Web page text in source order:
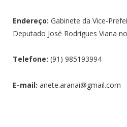
Endereço: Gabinete da Vice-
Deputado José Rodrigues Viana
Telefone: (91) 985193994
E-mail: anete.aranai@gmail.com